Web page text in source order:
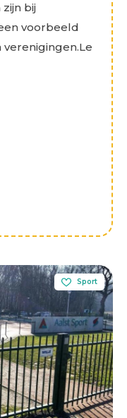
bij
voorbeeld
Sport